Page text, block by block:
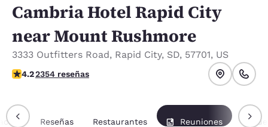
Cambria Hotel Rapid City
near Mount Rushmore
3333 Outfitters Road, Rapid City, SD, 57701, US
calificación de 4.19 estrellas. Muy bueno.
4.22354 reseñas
Reseñas Restaurantes Reuniones